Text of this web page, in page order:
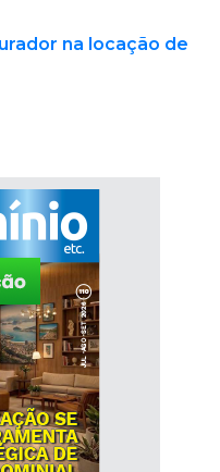
na locação de